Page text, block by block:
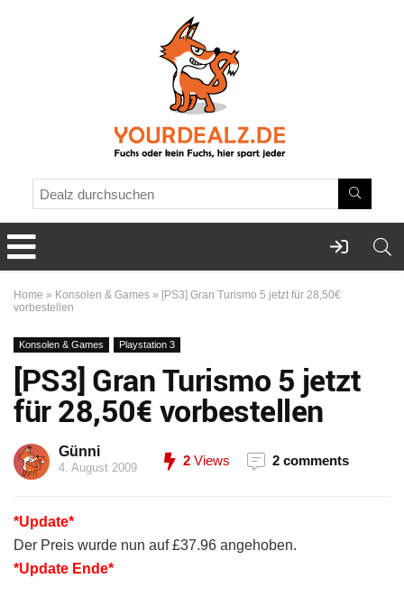
Home » Konsolen & Games » [PS3] Gran Turismo 5 jetzt für 28,50€
vorbestellen
Konsolen & Games Playstation 3
[PS3] Gran Turismo 5 jetzt
für 28,50€ vorbestellen
Günni
4. August 2009 2 Views 2 comments
*Update*
Der Preis wurde nun auf £37.96 angehoben.
*Update Ende*